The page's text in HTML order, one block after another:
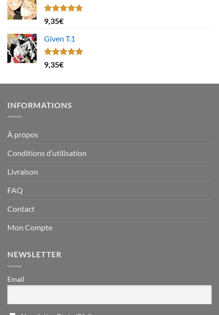
Note4.67
sur 5
9,35€
Given T.1
Note5.00
sur 5
9,35€
INFORMATIONS
À propos
Conditions d’utilisation
Livraison
FAQ
Contact
Mon Compte
NEWSLETTER
Email